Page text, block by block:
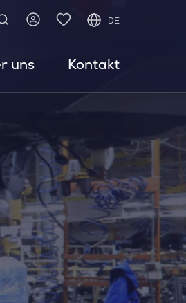
DE
uns Kontakt